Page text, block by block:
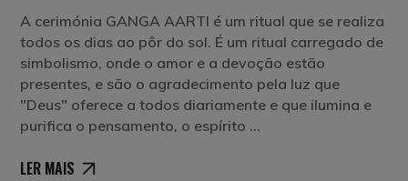
A cerimónia GANGA AARTI é um ritual que se realiza
todos os dias ao pôr do sol. É um ritual carregado de
simbolismo, onde o amor e a devoção estão
presentes, e são o agradecimento pela luz que
"Deus" oferece a todos diariamente e que ilumina e
purifica o pensamento, o espírito
LER MAIS